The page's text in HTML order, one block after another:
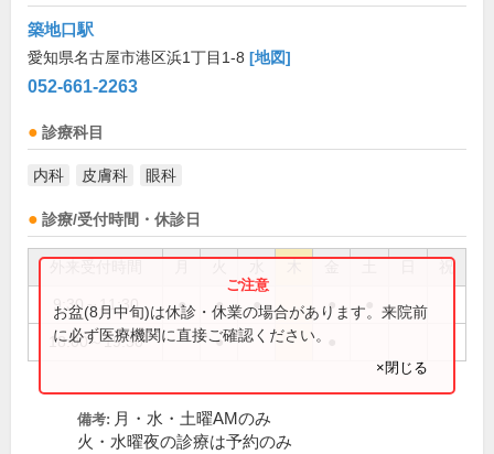
築地口駅
愛知県名古屋市港区浜1丁目1-8 [地図]
052-661-2263
診療科目
内科 皮膚科 眼科
診療/受付時間・休診日
祝
9:30～11:30 ● ● ● ●
18:00～19:30 ●
お盆(8月中旬)は休診・休業の場合があります。来院前
に必ず医療機関に直接ご確認ください。
×閉じる
備考: 月・水・土曜AMのみ
火・水曜夜の診療は予約のみ